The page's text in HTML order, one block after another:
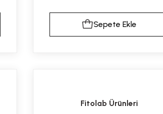
Sepete Ekle
Fitolab Ürünleri